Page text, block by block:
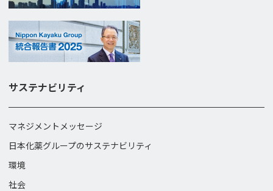
サステナビリティ
マネジメントメッセージ
日本化薬グループのサステナビリティ
環境
社会